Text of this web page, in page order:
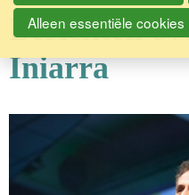
Berichten
Iniarra
Alleen essentiële cookies